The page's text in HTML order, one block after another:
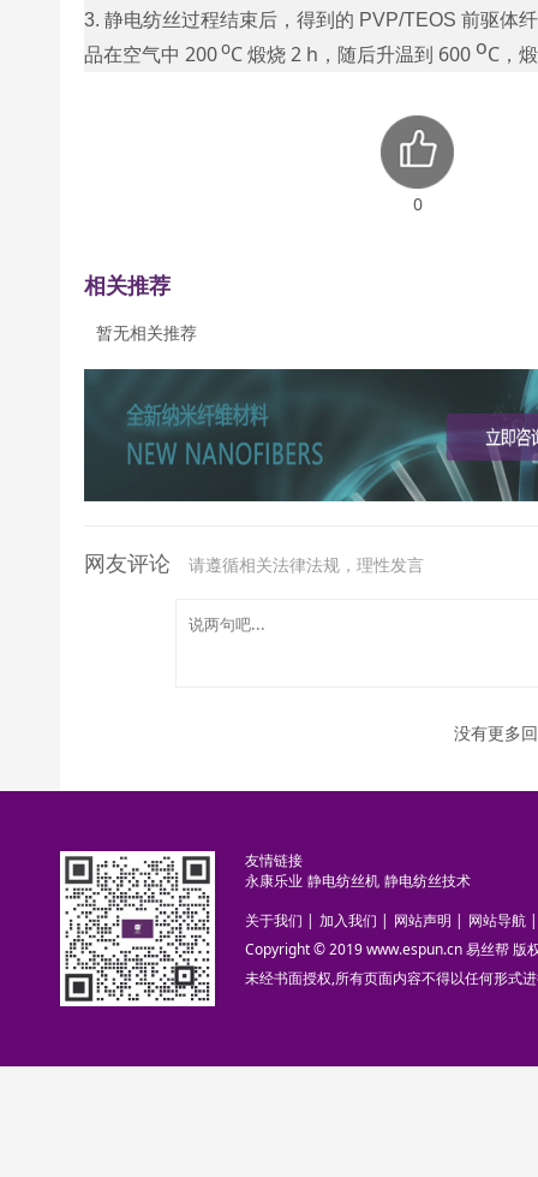
3. 静电纺丝过程结束后，得到的 PVP/TEOS 前驱体
品在空气中 200oC煅烧2 h ，随后升温到 600 oC，
0
相关推荐
暂无相关推荐
网友评论 请遵循相关法律法规，理性发言
没有更多
友情链接
永康乐业 静电纺丝机 静电纺丝技术
关于我们 | 加入我们 | 网站声明 | 网站导航 |
Copyright © 2019 www.espun.cn 易丝帮 版
未经书面授权,所有页面内容不得以任何形式